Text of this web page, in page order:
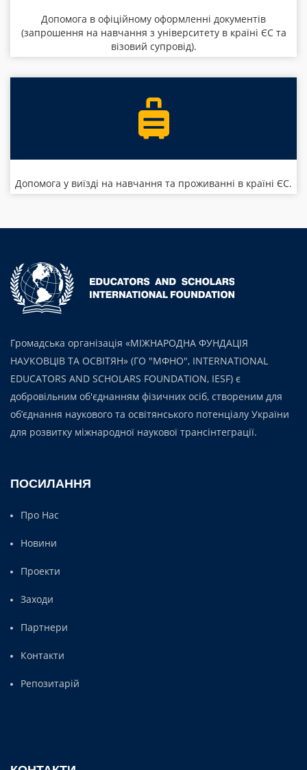
Допомога в офіційному оформленні документів
(запрошення на навчання з університету в країні ЄС та
візовий супровід).
Допомога у виїзді на навчання та проживанні в країні ЄС.
Громадська організація «МІЖНАРОДНА ФУНДАЦІЯ
НАУКОВЦІВ ТА ОСВІТЯН» (ГО "МФНО", INTERNATIONAL
EDUCATORS AND SCHOLARS FOUNDATION, IESF) є
добровільним об'єднанням фізичних осіб, створеним для
об’єднання наукового та освітянського потенціалу України
для розвитку міжнародної наукової трансінтеграції.
ПОСИЛАННЯ
Про Нас
Новини
Проекти
Заходи
Партнери
Контакти
Репозитарій